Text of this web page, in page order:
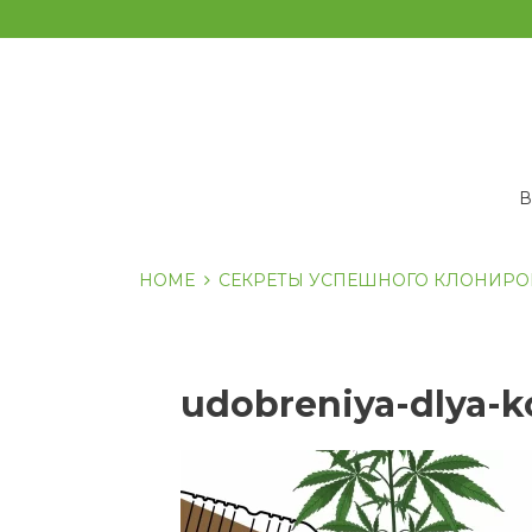
к
HOME СЕКРЕТЫ УСПЕШНОГО
udobreniya-dlya-